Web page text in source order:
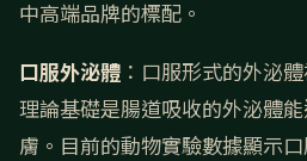
中高端品牌的標配。
口服外泌體 ：口服形式的外泌
理論基礎是腸道吸收的外泌體
膚。目前的動物實驗數據顯示